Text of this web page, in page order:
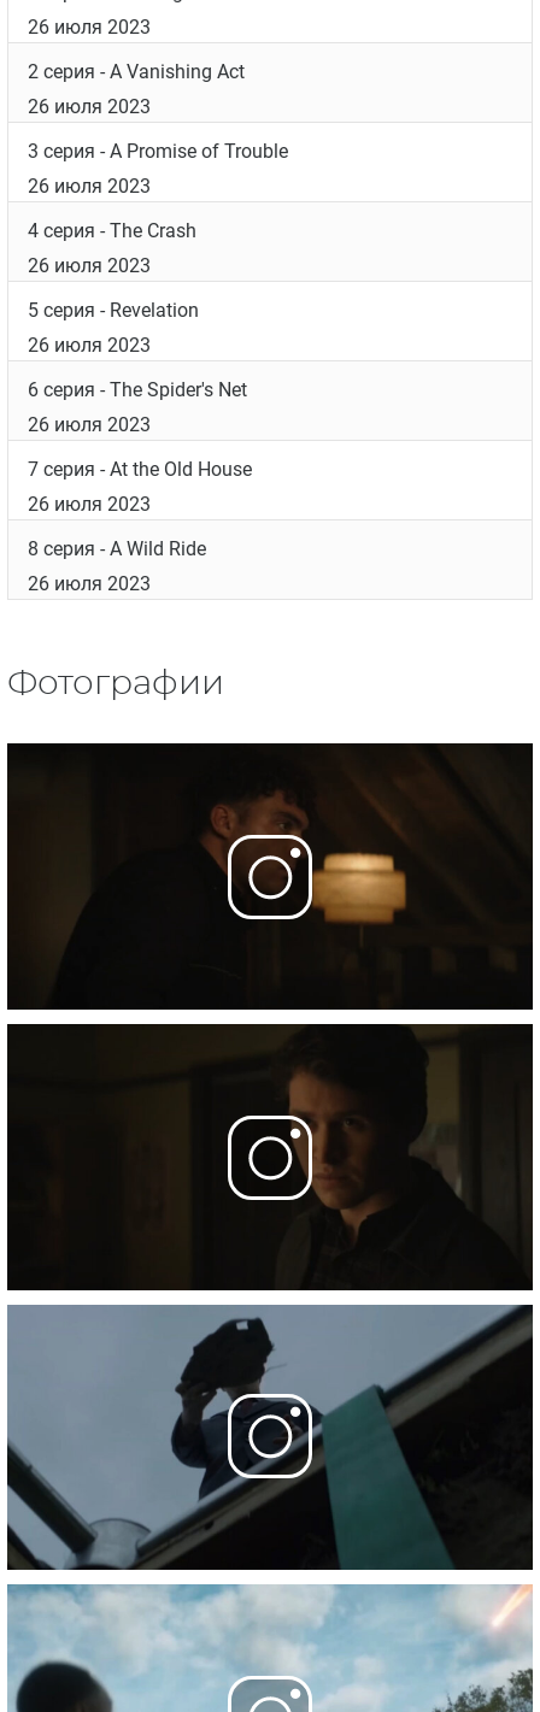
26 июля 2023
2 серия - A Vanishing Act
26 июля 2023
3 серия - A Promise of Trouble
26 июля 2023
4 серия - The Crash
26 июля 2023
5 серия - Revelation
26 июля 2023
6 серия - The Spider's Net
26 июля 2023
7 серия - At the Old House
26 июля 2023
8 серия - A Wild Ride
26 июля 2023
Фотографии